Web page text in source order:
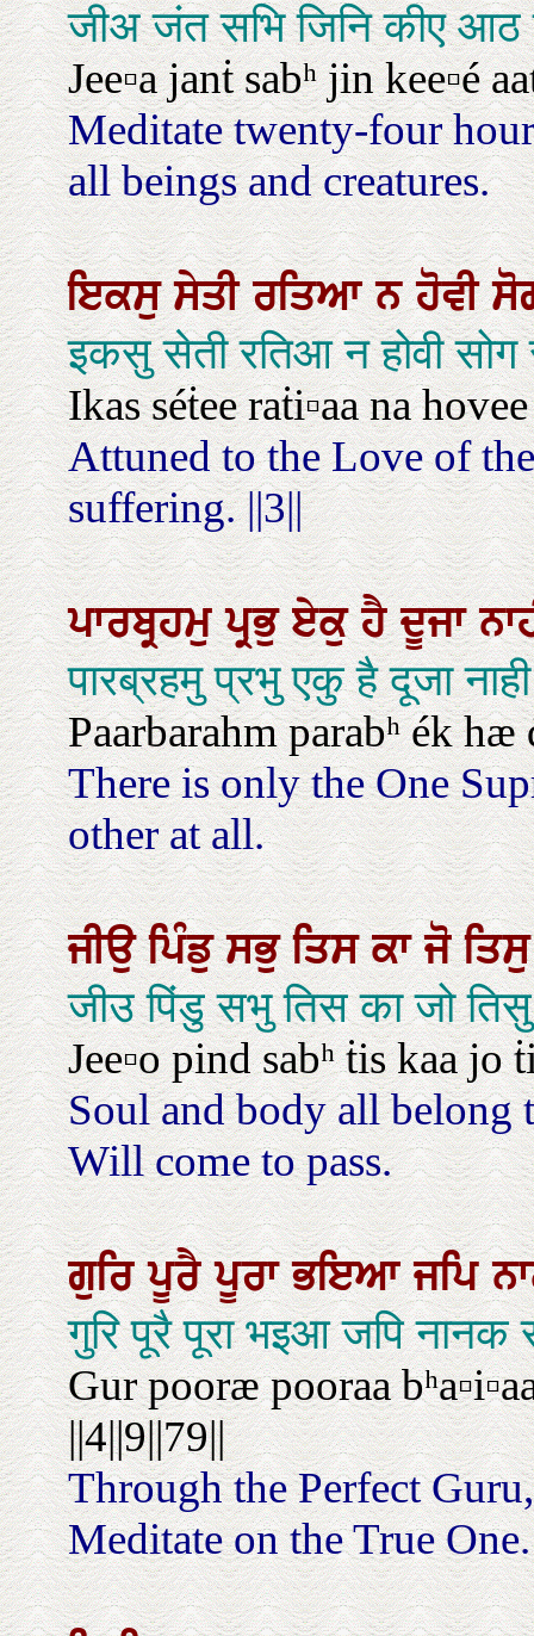
जीअ जंत सभि जिनि कीए आठ
Jee▫a janṫ sabʰ jin kee▫é
Meditate twenty-four
all beings and creatures.
ਇਕਸੁਸੇਤੀਰਤਿਆਨਹੋਵੀ
इकसु सेती रतिआ न होवी
Ikas séṫee raṫi▫aa na
Attuned to the Love of
suffering. ||3||
ਪਾਰਬ੍ਰਹਮੁਪ੍ਰਭੁਏਕੁਹੈਦੂਜਾ
पारब्रहमु प्रभु एकु है दूजा
Paarbarahm parabʰ ék hæ
There is only the One
other at all.
ਜੀਉਪਿੰਡੁਸਭੁਤਿਸਕਾਜੋ
जीउ पिंडु सभु तिस का जो
Jee▫o pind sabʰ ṫis kaa jo
Soul and body all belong
Will come to pass.
ਗੁਰਿਪੂਰੈਪੂਰਾਭਇਆਜਪਿ
गुरि पूरै पूरा भइआ जपि
Gur pooræ pooraa
||4||9||79||
Through the Perfect
Meditate on the True One.